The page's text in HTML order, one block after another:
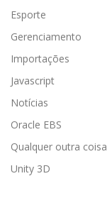
Esporte
Gerenciamento
Importações
Javascript
Notícias
Oracle EBS
Qualquer outra coisa
Unity 3D